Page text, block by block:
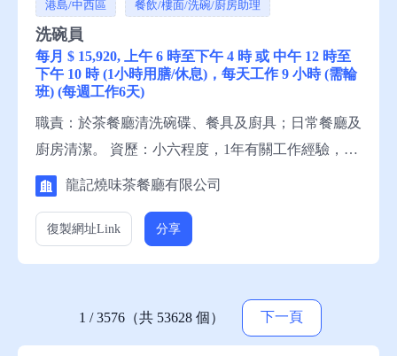
港島/中西區 餐飲/樓面/洗碗/廚房助理
洗碗員
每月 $ 15,920, 上午 6 時至下午 4 時 或 中午 12 時至
下午 10 時 (1小時用膳/休息)，每天工作 9 小時 (需輪
班) (每週工作6天)
職責：於茶餐廳清洗碗碟、餐具及廚具；日常餐廳及
廚房清潔。 資歷：小六程度，1年有關工作經驗，一
般粵語，一般英語，一般中文讀寫，略懂英文讀寫。
服務熱線安排轉介。 備註：這是補充勞工優化計劃
龍記燒味茶餐廳有限公司
復製網址Link 分享
1 / 3576（共 53628 個） 下一頁